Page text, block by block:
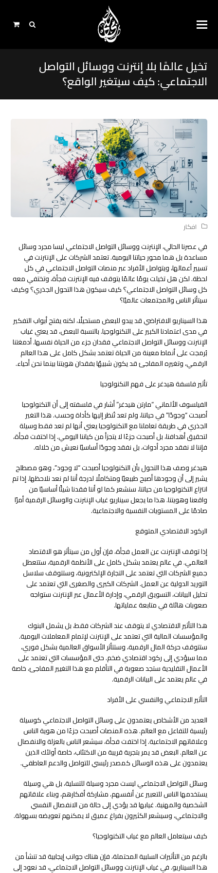
تخيل عالمًا بلا إنترنت ووسائل التواصل
الاجتماعي: كيف سيتغير الواقع؟
افكار
في عصرنا الحالي، الإنترنت ووسائل التواصل الاجتماعي ليسا مجرد وسائل
مساعدة بل هما محور حياتنا اليومية. تعتمد الشركات على الإنترنت في
تسيير أعمالها، ويتواصل الأفراد عبر منصات التواصل الاجتماعي في كل
لحظة. لكن هل تخيلت يومًا عالمًا يتوقف فيه الإنترنت فجأة، وتختفي معه
كل وسائل التواصل الاجتماعي؟ كيف سيكون هذا التحول الجذري؟ وكيف
سيتأثر الناس والمجتمعات عالميًا؟
هذا السيناريو الافتراضي قد يبدو للبعض مستحيلًا، لكنه يفتح أبواب التفكير
في مدى اعتمادنا الكبير على التكنولوجيا. بالنسبة للبعض، قد يعني غياب
الإنترنت ووسائل التواصل الاجتماعي فقدان جزء من الحياة نفسها. أدمغتنا
بُرمجت على أنماط معينة من الحياة تعتمد بشكل كامل على هذا العالم
الرقمي، وتغيره المفاجئ قد يكون شبيهًا بفقدان هويتنا بينما نحن أحياء.
تأثير فلسفة هيدغر على فهم التكنولوجيا
الفيلسوف الألماني “مارتن هيدغر” أشار في فلسفته إلى أن التكنولوجيا
أصبحت “وجودًا” في حياتنا، ولم تعد تُنظر إليها كأداة وحسب. هذا التغير
الجذري في طريقة تعاملنا مع التكنولوجيا يعني أنها لم تعد فقط وسيلة
لتحقيق أهدافنا، بل أصبحت جزءًا لا يتجزأ من كياننا اليومي. إذا اختفت فجأة،
فإننا لا نفقد مجرد أدوات، بل نفقد وجودًا أساسيًا نعيش من خلاله.
هيدغر وصف هذا التحول بأن التكنولوجيا أصبحت “لا وجود”، وهو مصطلح
يشير إلى أن وجودها أصبح طبيعيًا ومتكاملًا لدرجة أننا لم نعد نلاحظها. إذا تم
انتزاع التكنولوجيا من حياتنا، سنشعر كما لو أننا فقدنا شيئًا أساسيًا من
واقعنا وهويتنا. هذا ما يجعل سيناريو غياب الإنترنت والوسائل الرقمية أمرًا
صادمًا على المستويات النفسية والاجتماعية.
الركود الاقتصادي المتوقع
إذا توقف الإنترنت عن العمل فجأة، فإن أول من سيتأثر هو الاقتصاد
العالمي. في عالم يعتمد بشكل كامل على الأنظمة الرقمية، ستتعطل
جميع الشركات التي تعتمد على التجارة الإلكترونية، وستتوقف سلاسل
التوريد الدولية عن العمل. الشركات الكبرى والصغرى التي تعتمد على
تحليل البيانات، التسويق الرقمي، وإدارة الأعمال عبر الإنترنت ستواجه
صعوبات هائلة في متابعة عملياتها.
هذا التأثير الاقتصادي لا يتوقف عند الشركات فقط، بل يشمل البنوك
والمؤسسات المالية التي تعتمد على الإنترنت لإتمام المعاملات اليومية.
ستتوقف حركة المال الرقمية، وستتأثر الأسواق العالمية بشكل فوري،
مما سيؤدي إلى ركود اقتصادي ضخم. حتى المؤسسات التي تعتمد على
الأعمال التقليدية ستجد صعوبة في التأقلم مع هذا التغيير المفاجئ، خاصة
في عالم يعتمد على البيانات الرقمية.
التأثير الاجتماعي والنفسي على الأفراد
العديد من الأشخاص يعتمدون على وسائل التواصل الاجتماعي كوسيلة
رئيسية للتفاعل مع العالم. هذه المنصات أصبحت جزءًا من هوية الناس
وعلاقاتهم الاجتماعية. إذا اختفت فجأة، سيشعر الناس بالعزلة والانفصال
عن العالم. البعض قد يمر بتجربة قريبة من الاكتئاب، خاصة أولئك الذين
يعتمدون على هذه الوسائل كمصدر رئيسي للتواصل والدعم العاطفي.
وسائل التواصل الاجتماعي ليست مجرد وسيلة للتسلية، بل هي وسيلة
يستخدمها الناس للتعبير عن أنفسهم، مشاركة أفكارهم، وبناء علاقاتهم
الشخصية والمهنية. غيابها قد يؤدي إلى حالة من الانفصال النفسي
والاجتماعي، وسيشعر الكثيرون بفراغ عميق لا يمكنهم تعويضه بسهولة.
كيف سيتعامل العالم مع غياب التكنولوجيا؟
بالرغم من التأثيرات السلبية المحتملة، فإن هناك جوانب إيجابية قد تنشأ من
هذا السيناريو. في غياب الإنترنت ووسائل التواصل الاجتماعي، قد نعود إلى